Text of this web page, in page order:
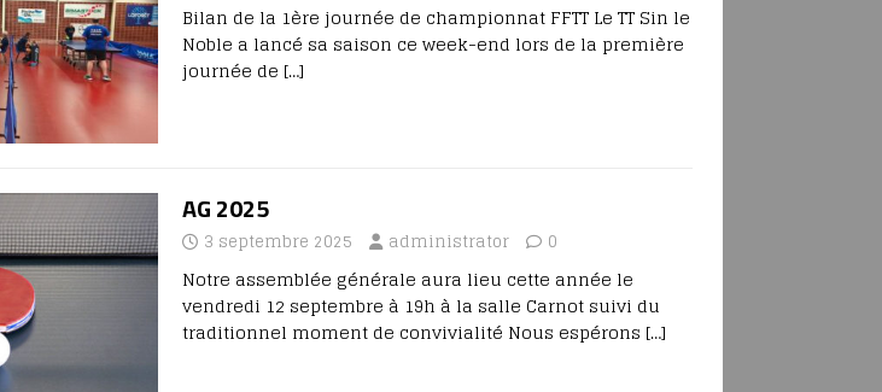
Bilan de la 1ère journée de championnat FFTT Le TT Sin le
Noble a lancé sa saison ce week-end lors de la première
journée de […]
AG 2025
3 septembre 2025 administrator 0
Notre assemblée générale aura lieu cette année le
vendredi 12 septembre à 19h à la salle Carnot suivi du
traditionnel moment de convivialité Nous espérons […]